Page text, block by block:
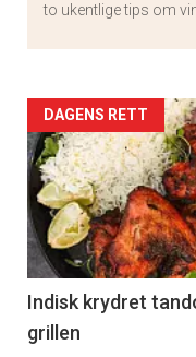
to ukentlige tips om
Artikler
detail
-
section
11
DAGENS RETT
Indisk krydret
grillen